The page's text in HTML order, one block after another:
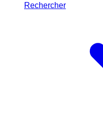
Rechercher